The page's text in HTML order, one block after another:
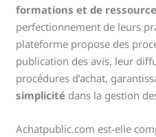
formations et de
perfectionnement de leurs
plateforme propose des
publication des avis, leur
procédures d’achat,
simplicité dans la gestion
Achatpublic.com est-elle